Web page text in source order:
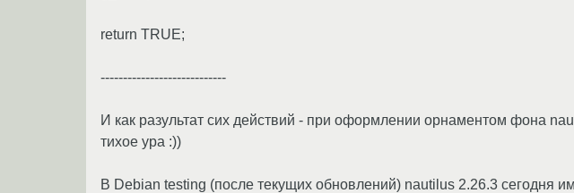
return TRUE;
----------------------------
И как разультат сих действий - при оформлении орнаментом фона
тихое ура :))
В Debian testing (после текущих обновлений) nautilus 2.26.3 сегодня